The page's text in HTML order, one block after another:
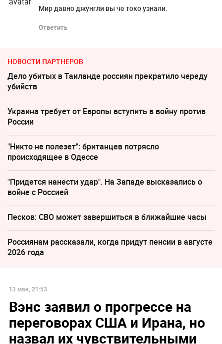
Мир давно джунгли вы че токо узнали.
Ответить
НОВОСТИ ПАРТНЕРОВ
Дело убитых в Таиланде россиян прекратило череду
убийств
Украина требует от Европы вступить в войну против
России
"Никто не полезет": британцев потрясло
происходящее в Одессе
"Придется нанести удар". На Западе высказались о
войне с Россией
Песков: СВО может завершиться в ближайшие часы
Россиянам рассказали, когда придут пенсии в августе
2026 года
13 мая, 21:53
Вэнс заявил о прогрессе на
переговорах США и Ирана, но
назвал их чувствительными